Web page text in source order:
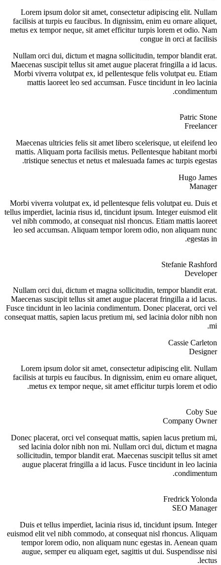
Lorem ipsum dolor sit amet, consectetur adipiscing elit. Nullam
facilisis at turpis eu faucibus. In dignissim, enim eu ornare aliquet,
metus ex tempor neque, sit amet efficitur turpis lorem et odio. Nam
congue in orci at facilisis
Nullam orci dui, dictum et magna sollicitudin, tempor blandit erat.
Maecenas suscipit tellus sit amet augue placerat fringilla a id lacus.
Morbi viverra volutpat ex, id pellentesque felis volutpat eu. Etiam
mattis laoreet leo sed accumsan. Fusce tincidunt in leo lacinia
condimentum.
Patric Stone
Freelancer
Maecenas ultricies felis sit amet libero scelerisque, ut eleifend leo
mattis. Aliquam porta facilisis metus. Pellentesque habitant morbi
tristique senectus et netus et malesuada fames ac turpis egestas.
Hugo James
Manager
Morbi viverra volutpat ex, id pellentesque felis volutpat eu. Duis et
tellus imperdiet, lacinia risus id, tincidunt ipsum. Integer euismod elit
vel nibh commodo, at consequat nisl rhoncus. Etiam mattis laoreet
leo sed accumsan. Aliquam tempor lorem odio, non aliquam nunc
egestas in.
Stefanie Rashford
Developer
Nullam orci dui, dictum et magna sollicitudin, tempor blandit erat.
Maecenas suscipit tellus sit amet augue placerat fringilla a id lacus.
Fusce tincidunt in leo lacinia condimentum. Donec placerat, orci vel
consequat mattis, sapien lacus pretium mi, sed lacinia dolor nibh non
mi.
Cassie Carleton
Designer
Lorem ipsum dolor sit amet, consectetur adipiscing elit. Nullam
facilisis at turpis eu faucibus. In dignissim, enim eu ornare aliquet,
metus ex tempor neque, sit amet efficitur turpis lorem et odio.
Coby Sue
Company Owner
Donec placerat, orci vel consequat mattis, sapien lacus pretium mi,
sed lacinia dolor nibh non mi. Nullam orci dui, dictum et magna
sollicitudin, tempor blandit erat. Maecenas suscipit tellus sit amet
augue placerat fringilla a id lacus. Fusce tincidunt in leo lacinia
condimentum.
Fredrick Yolonda
SEO Manager
Duis et tellus imperdiet, lacinia risus id, tincidunt ipsum. Integer
euismod elit vel nibh commodo, at consequat nisl rhoncus. Aliquam
tempor lorem odio, non aliquam nunc egestas in. Aenean quam
augue, semper eu aliquam eget, sagittis ut dui. Suspendisse nisi
lectus.